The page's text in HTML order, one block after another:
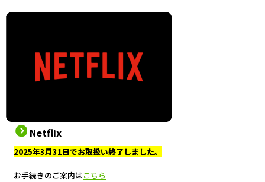
Netflix
2025年3月31日でお取扱い終了しました。
お手続きのご案内はこちら